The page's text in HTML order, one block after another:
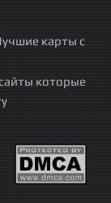
карты с
которые